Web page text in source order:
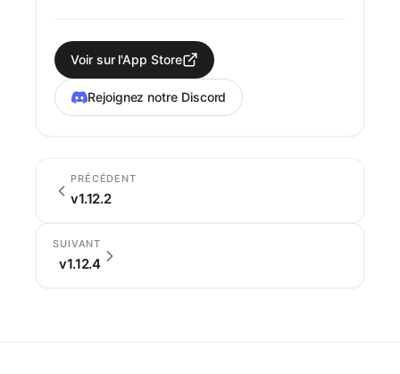
Voir sur l'App Store
Rejoignez notre Discord
PRÉCÉDENT
v1.12.2
SUIVANT
v1.12.4